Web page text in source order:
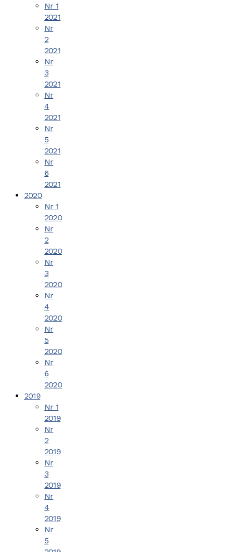
Nr 1
2021
Nr
2
2021
Nr
3
2021
Nr
4
2021
Nr
5
2021
Nr
6
2021
2020
Nr 1
2020
Nr
2
2020
Nr
3
2020
Nr
4
2020
Nr
5
2020
Nr
6
2020
2019
Nr 1
2019
Nr
2
2019
Nr
3
2019
Nr
4
2019
Nr
5